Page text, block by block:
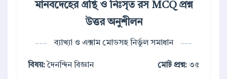
মানবদেহের গ্রন্থি ও নিঃসৃত রস MCQ প্রশ্ন
উত্তর অনুশীলন
ব্যাখ্যা ও এক্সাম মোডসহ নির্ভুল সমাধান
বিষয়: দৈনন্দিন বিজ্ঞান মোট প্রশ্ন: ৩৫